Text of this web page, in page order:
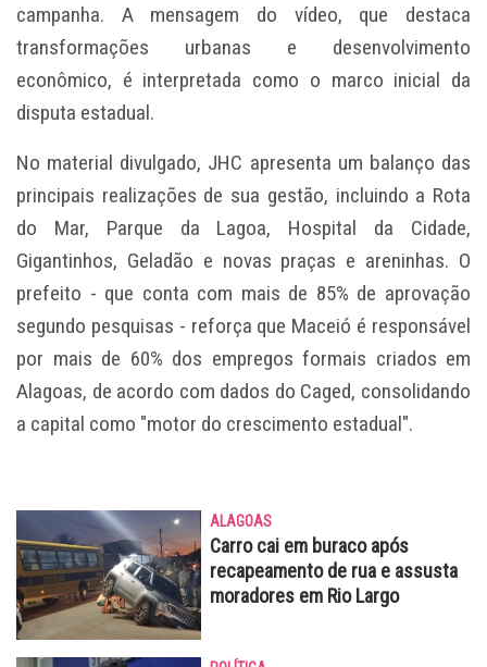
campanha. A mensagem do vídeo, que destaca
transformações urbanas e desenvolvimento
econômico, é interpretada como o marco inicial da
disputa estadual.
No material divulgado, JHC apresenta um balanço das
principais realizações de sua gestão, incluindo a Rota
do Mar, Parque da Lagoa, Hospital da Cidade,
Gigantinhos, Geladão e novas praças e areninhas. O
prefeito - que conta com mais de 85% de aprovação
segundo pesquisas - reforça que Maceió é responsável
por mais de 60% dos empregos formais criados em
Alagoas, de acordo com dados do Caged, consolidando
a capital como "motor do crescimento estadual".
ALAGOAS
Carro cai em buraco após
recapeamento de rua e assusta
moradores em Rio Largo